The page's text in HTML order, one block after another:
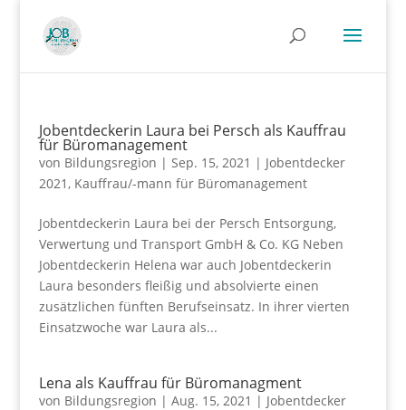
Jobentdeckerin Laura bei Persch als Kauffrau
für Büromanagement
von Bildungsregion | Sep. 15, 2021 | Jobentdecker
2021, Kauffrau/-mann für Büromanagement
Jobentdeckerin Laura bei der Persch Entsorgung,
Verwertung und Transport GmbH & Co. KG Neben
Jobentdeckerin Helena war auch Jobentdeckerin
Laura besonders fleißig und absolvierte einen
zusätzlichen fünften Berufseinsatz. In ihrer vierten
Einsatzwoche war Laura als...
Lena als Kauffrau für Büromanagment
von Bildungsregion | Aug. 15, 2021 | Jobentdecker